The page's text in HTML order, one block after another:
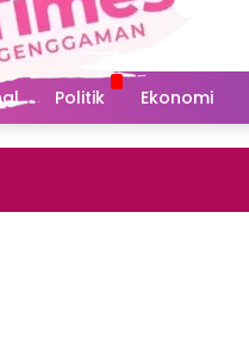
Politik Ekonomi